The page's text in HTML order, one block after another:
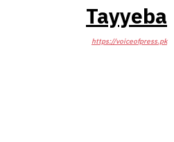
Tayyeba
https://voiceofpress.pk